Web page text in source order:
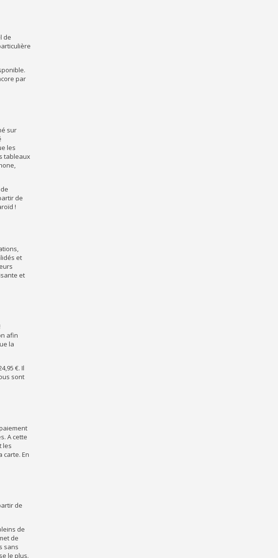
de
par
sur
les
tableaux
de
!
et
et
afin
la
€. Il
sont
A cette
les
carte. En
de
de
de
sans
le plus.